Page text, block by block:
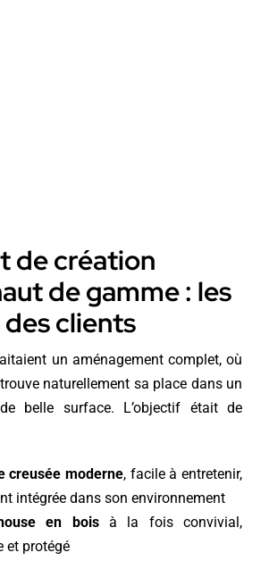
de création
de gamme : les
clients
un aménagement complet, où
naturellement sa place dans un
belle surface. L’objectif était de
creusée moderne, facile à entretenir,
intégrée dans son environnement
en boisà la fois convivial,
et protégé